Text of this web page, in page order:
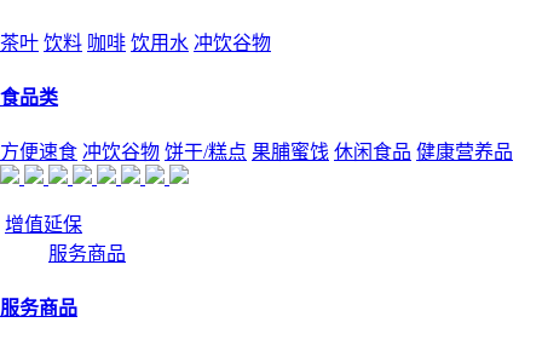
茶叶 饮料 咖啡 饮用水 冲饮谷物
食品类
方便速食 冲饮谷物 饼干/糕点 果脯蜜饯 休闲食品 健康营养品
增值延保
服务商品
服务商品